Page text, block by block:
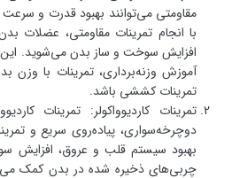
مقاومتی می‌توانند بهبود قدرت و
با انجام تمرینات مقاومتی، عضلات
افزایش سوخت و ساز بدن می‌شوید.
آموزش وزنه‌برداری، تمرینات با وزن
تمرینات کششی باشد.
تمرینات کاردیوواکولر: تمرینات
دوچرخه‌سواری، پیاده‌روی سریع و
بهبود سیستم قلب و عروق،
چربی‌های ذخیره شده در بدن کمک